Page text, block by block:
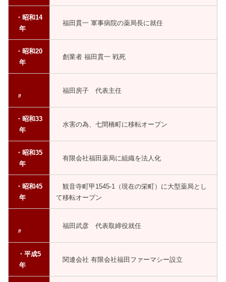
・昭和14
年
福田貫一 軍事病院の薬局長に就任
・昭和20
年
創業者 福田貫一 戦死
〃
福田房子 代表主任
・昭和33
年
水害の為、七間橋町に移転オープン
・昭和35
年
有限会社福田薬局に組織を法人化
・昭和45
年
観音寺町甲1545-1（現在の栄町）に大型薬局とし
て移転オープン
〃
福田武彦 代表取締役就任
・平成5
年
関連会社 有限会社福田ファーマシー設立